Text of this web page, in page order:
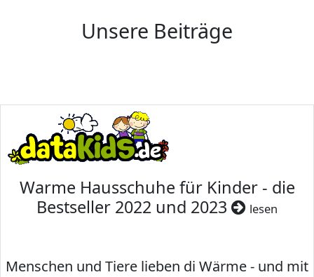
Unsere Beiträge
Warme Hausschuhe für Kinder - die
Bestseller 2022 und 2023
lesen
Menschen und Tiere lieben di Wärme - und mit